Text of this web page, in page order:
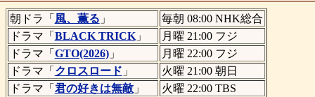
朝ドラ「 風、薫る 」
毎朝 08:00 NHK総合
ドラマ「 BLACK TRICK」
月曜 21:00 フジ
ドラマ「 GTO(2026)」
月曜 22:00 フジ
ドラマ「 クロスロード 」
火曜 21:00 朝日
ドラマ「 君の好きは無敵」
火曜 22:00 TBS